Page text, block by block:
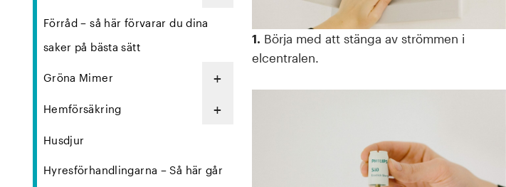
Förråd – så här förvarar du dina
saker på bästa sätt
Gröna Mimer +
Hemförsäkring +
Husdjur
Hyresförhandlingarna – Så här går
1. Börja med att stänga av strömmen i
elcentralen.